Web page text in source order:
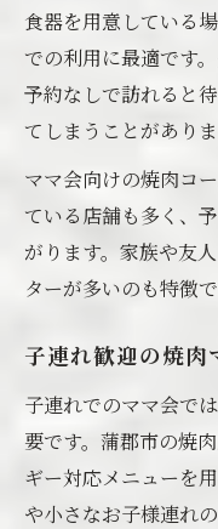
食器を用意している
での利用に最適です
予約なしで訪れると
てしまうことがあり
ママ会向けの焼肉コ
ている店舗も多く、
がります。家族や友
ターが多いのも特徴で
子連れ歓迎の焼肉
子連れでのママ会で
要です。蒲郡市の焼
ギー対応メニューを
や小さなお子様連れ